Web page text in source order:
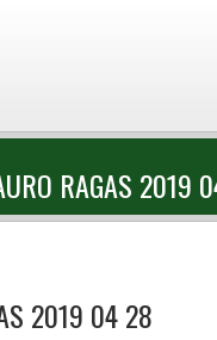
RAGAS 2019
2019 04 28